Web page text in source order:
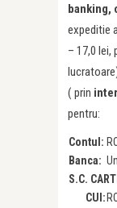
banking,
expeditie
– 17,0 lei,
( prin
pentru:
Contul:
Banca:
S.C.
CUI: